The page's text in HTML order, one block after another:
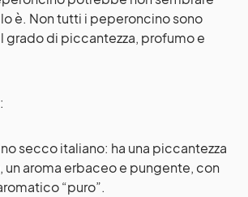
è. Non tutti i peperoncino sono
grado di piccantezza, profumo e
secco italiano: ha una piccantezza
un aroma erbaceo e pungente, con
“puro”.